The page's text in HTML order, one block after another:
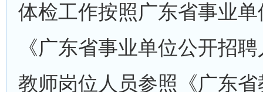
体检工作按照广东省事业
《广东省事业单位公开招
教师岗位人员参照《广东